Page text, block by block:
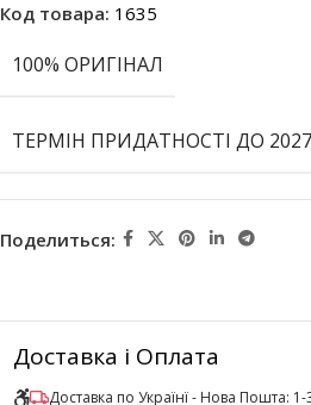
Код товара: 1635
100% ОРИГІНАЛ
ТЕРМІН ПРИДАТНОСТІ ДО
Поделиться:
Доставка і Оплата
Доставка по Українї - Нова Пошта: 1-